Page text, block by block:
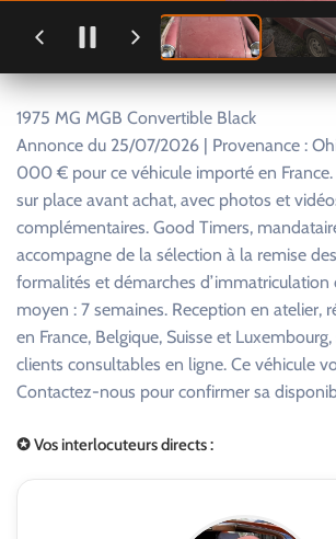
1975 MG MGB Convertible Black
Annonce du 25/07/2026 | Provenance :
000 € pour ce véhicule importé en
sur place avant achat, avec photos et
complémentaires. Good Timers,
accompagne de la sélection à la remise
formalités et démarches d’immatriculation
moyen : 7 semaines. Reception en atelier,
en France, Belgique, Suisse et
clients consultables en ligne. Ce véhicule
Contactez-nous pour confirmer sa
✪ Vos interlocuteurs directs :